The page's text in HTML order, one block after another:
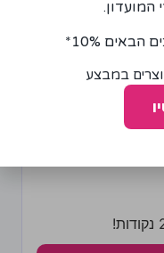
המועדון.
10%*
במבצע